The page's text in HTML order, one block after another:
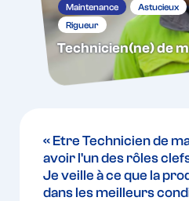
Trouver ma
Maintenance Astucieux
Rigueur
Technicien(ne) de
« Etre Technicien de
avoir l'un des rôles
Je veille à ce que la
dans les meilleurs